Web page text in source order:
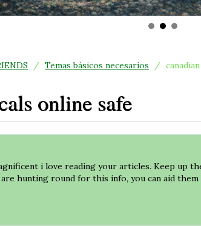
/ Temas básicos necesarios /
online safe
i love reading your articles. Keep up
hunting round for this info, you can aid them